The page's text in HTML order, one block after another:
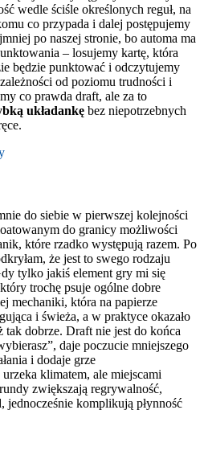
wedle ściśle określonych reguł, na
co przypada i dalej postępujemy
po naszej stronie, bo automa ma
– losujemy kartę, która
będzie punktować i odczytujemy
od poziomu trudności i
co prawda draft, ale za to
układankę bez niepotrzebnych
do siebie w pierwszej kolejności
do granicy możliwości
które rzadko występują razem. Po
że jest to swego rodzaju
tylko jakiś element gry mi się
trochę psuje ogólne dobre
mechaniki, która na papierze
i świeża, a w praktyce okazało
tak dobrze. Draft nie jest do końca
daje poczucie mniejszego
i dodaje grze
klimatem, ale miejscami
zwiększają regrywalność,
jednocześnie komplikują płynność